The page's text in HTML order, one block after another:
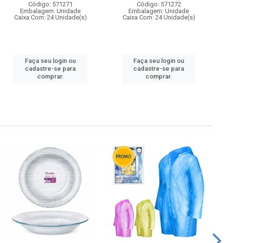
Código: 571271
Embalagem: Unidade
Caixa Com: 24 Unidade(s)
Faça seu login ou
cadastre-se para
comprar.
Código: 571272
Embalagem: Unidade
Caixa Com: 24 Unidade(s)
Faça seu login ou
cadastre-se para
comprar.